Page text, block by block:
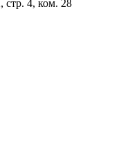
стр. 4, ком. 28